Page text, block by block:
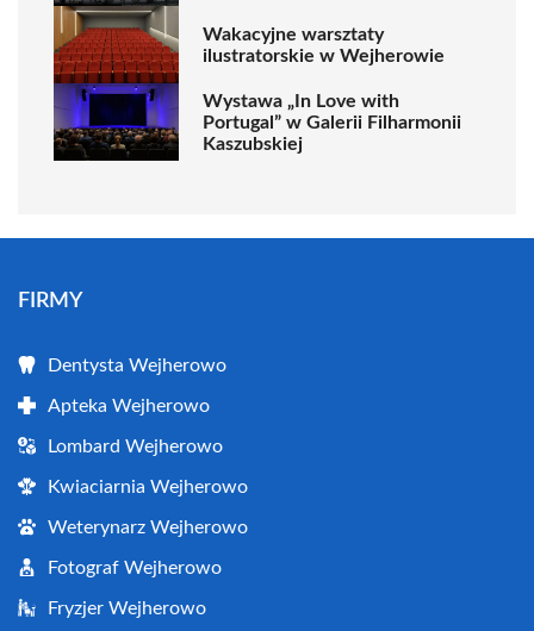
Wakacyjne warsztaty
ilustratorskie w Wejherowie
Wystawa „In Love with
Portugal” w Galerii Filharmonii
Kaszubskiej
FIRMY
Dentysta Wejherowo
Apteka Wejherowo
Lombard Wejherowo
Kwiaciarnia Wejherowo
Weterynarz Wejherowo
Fotograf Wejherowo
Fryzjer Wejherowo